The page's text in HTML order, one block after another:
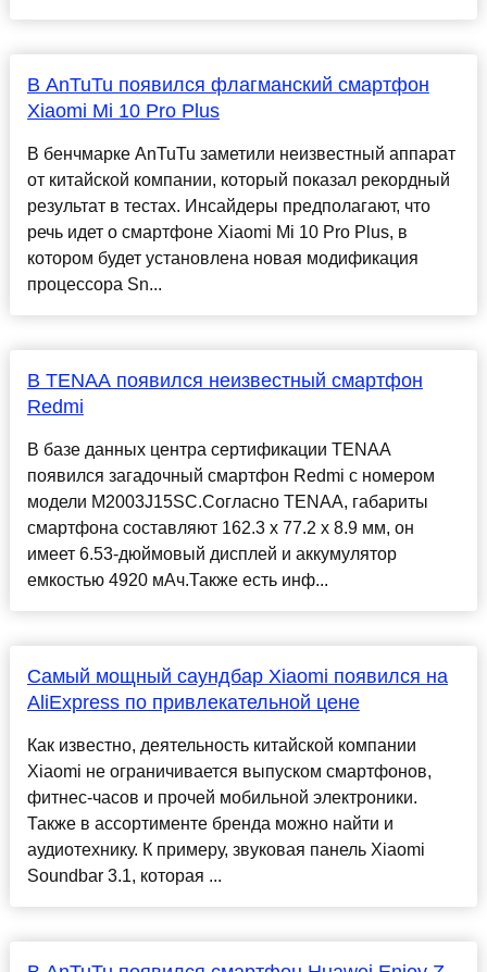
В AnTuTu появился флагманский смартфон
Xiaomi Mi 10 Pro Plus
В бенчмарке AnTuTu заметили неизвестный аппарат
от китайской компании, который показал рекордный
результат в тестах. Инсайдеры предполагают, что
речь идет о смартфоне Xiaomi Mi 10 Pro Plus, в
котором будет установлена новая модификация
процессора Sn...
В TENAA появился неизвестный смартфон
Redmi
В базе данных центра сертификации TENAA
появился загадочный смартфон Redmi с номером
модели M2003J15SC.Согласно TENAA, габариты
смартфона составляют 162.3 x 77.2 x 8.9 мм, он
имеет 6.53-дюймовый дисплей и аккумулятор
емкостью 4920 мАч.Также есть инф...
Самый мощный саундбар Xiaomi появился на
AliExpress по привлекательной цене
Как известно, деятельность китайской компании
Xiaomi не ограничивается выпуском смартфонов,
фитнес-часов и прочей мобильной электроники.
Также в ассортименте бренда можно найти и
аудиотехнику. К примеру, звуковая панель Xiaomi
Soundbar 3.1, которая ...